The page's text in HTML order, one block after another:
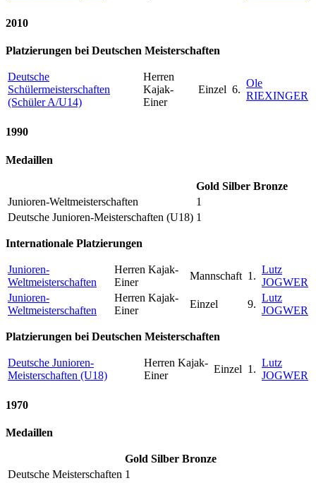
2010
Platzierungen bei Deutschen Meisterschaften
Deutsche
Schülermeisterschaften
(Schüler A/U14)
Herren
Kajak-
Einer
Einzel 6.
Ole
RIEXINGER
1990
Medaillen
Gold Silber Bronze
Junioren-Weltmeisterschaften
1
Deutsche Junioren-Meisterschaften (U18) 1
Internationale Platzierungen
Junioren-
Weltmeisterschaften
Herren Kajak-
Einer
Mannschaft 1.
Lutz
JOGWER
Junioren-
Weltmeisterschaften
Herren Kajak-
Einer
Einzel 9.
Lutz
JOGWER
Platzierungen bei Deutschen Meisterschaften
Deutsche Junioren-
Meisterschaften (U18)
Herren Kajak-
Einer
Einzel 1.
Lutz
JOGWER
1970
Medaillen
Gold Silber Bronze
Deutsche Meisterschaften 1